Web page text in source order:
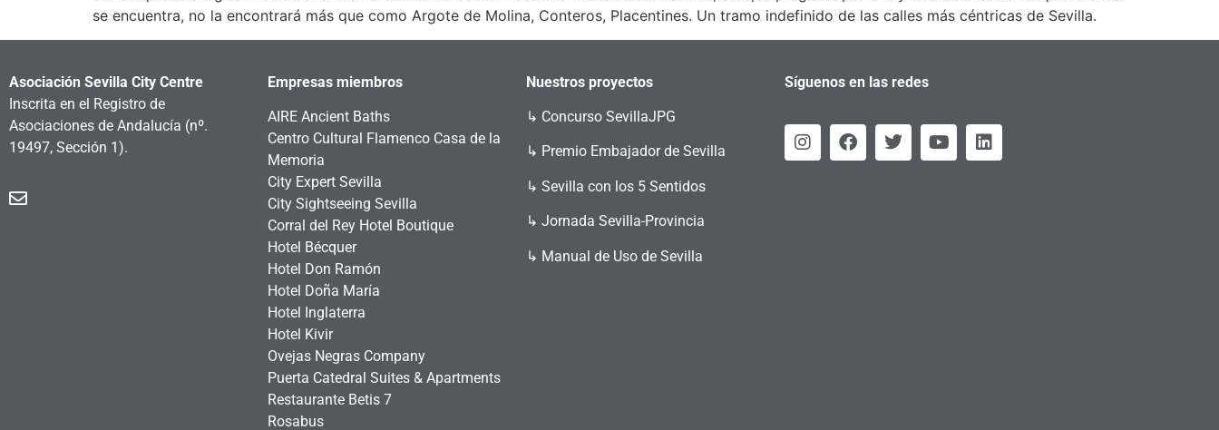
se encuentra, no la encontrará más que como Argote de Molina, Conteros, Placentines. Un tramo indefinido de las calles más céntricas de Sevilla.
Asociación Sevilla City Centre
Inscrita en el Registro de
Asociaciones de Andalucía (nº.
19497, Sección 1).
Empresas miembros
AIRE Ancient Baths
Centro Cultural Flamenco Casa de la
Memoria
City Expert Sevilla
City Sightseeing Sevilla
Corral del Rey Hotel Boutique
Hotel Bécquer
Hotel Don Ramón
Hotel Doña María
Hotel Inglaterra
Hotel Kivir
Ovejas Negras Company
Puerta Catedral Suites & Apartments
Restaurante Betis 7
Rosabus
Nuestros proyectos
↳ Concurso SevillaJPG
↳ Premio Embajador de Sevilla
↳ Sevilla con los 5 Sentidos
↳ Jornada Sevilla-Provincia
↳ Manual de Uso de Sevilla
Síguenos en las redes